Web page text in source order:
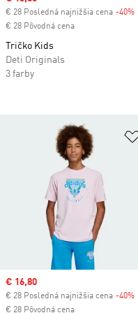
Sale price
€ 16,80
€ 28 Posledná najnižšia cena -40%
€ 28 Pôvodná cena
€ 28 Posledná najnižšia cena -40%
€ 28 Pôvodná cena
Tričko Kids
Deti Originals
3 farby